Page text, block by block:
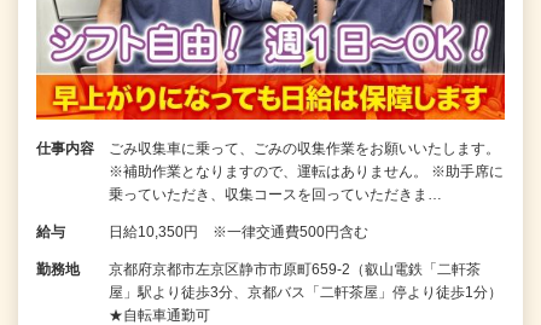
仕事内容
ごみ収集車に乗って、ごみの収集作業をお願いいたします。
※補助作業となりますので、運転はありません。 ※助手席に
乗っていただき、収集コースを回っていただきま…
給与 日給10,350円 ※一律交通費500円含む
勤務地
京都府京都市左京区静市市原町659-2（叡山電鉄「二軒茶
屋」駅より徒歩3分、京都バス「二軒茶屋」停より徒歩1分）
★自転車通勤可